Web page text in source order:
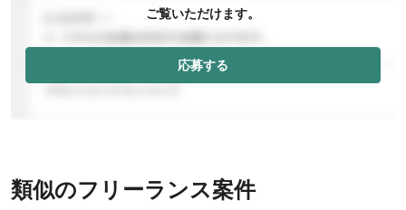
ご覧いただけます。
応募する
類似のフリーランス案件